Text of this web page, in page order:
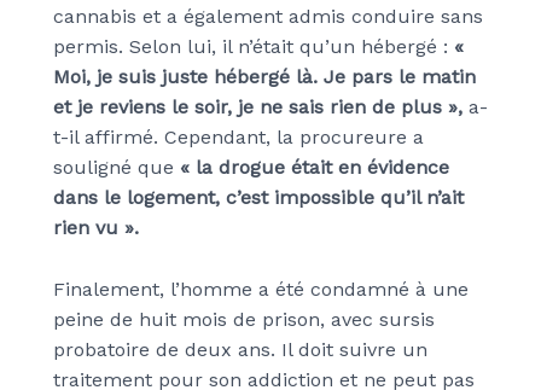
cannabis et a également admis conduire sans
permis. Selon lui, il n’était qu’un hébergé : «
Moi, je suis juste hébergé là. Je pars le matin
et je reviens le soir, je ne sais rien de plus », a-
t-il affirmé. Cependant, la procureure a
souligné que « la drogue était en évidence
dans le logement, c’est impossible qu’il n’ait
rien vu ».
Finalement, l’homme a été condamné à une
peine de huit mois de prison, avec sursis
probatoire de deux ans. Il doit suivre un
traitement pour son addiction et ne peut pas